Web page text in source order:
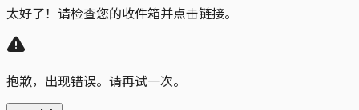
太好了！请检查您的收件箱并点击链接。
抱歉，出现错误。请再试一次。